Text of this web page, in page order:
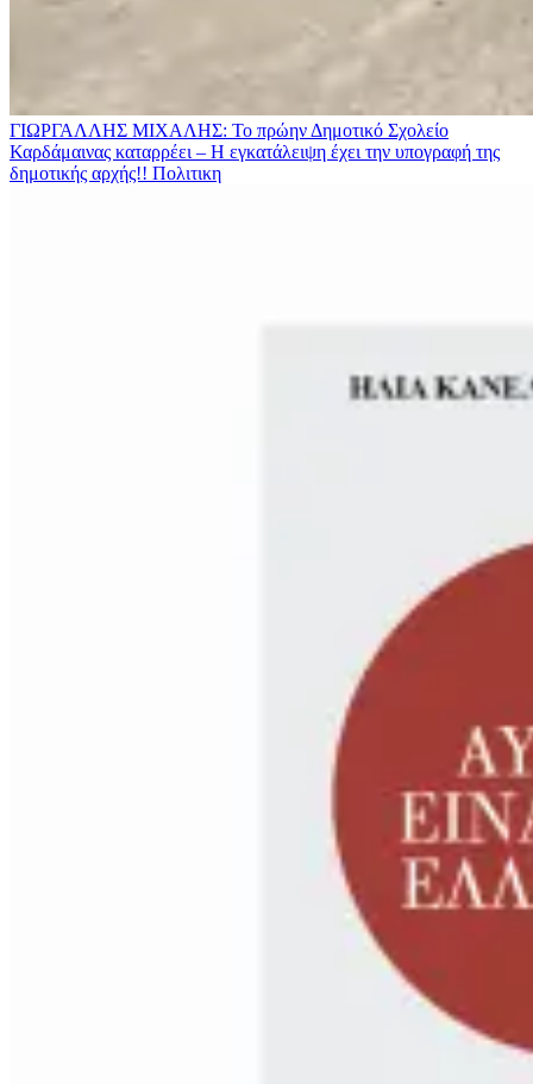
ΓΙΩΡΓΑΛΛΗΣ ΜΙΧΑΛΗΣ: Το πρώην Δημοτικό Σχολείο
Καρδάμαινας καταρρέει – Η εγκατάλειψη έχει την υπογραφή της
δημοτικής αρχής!! Πολιτικη